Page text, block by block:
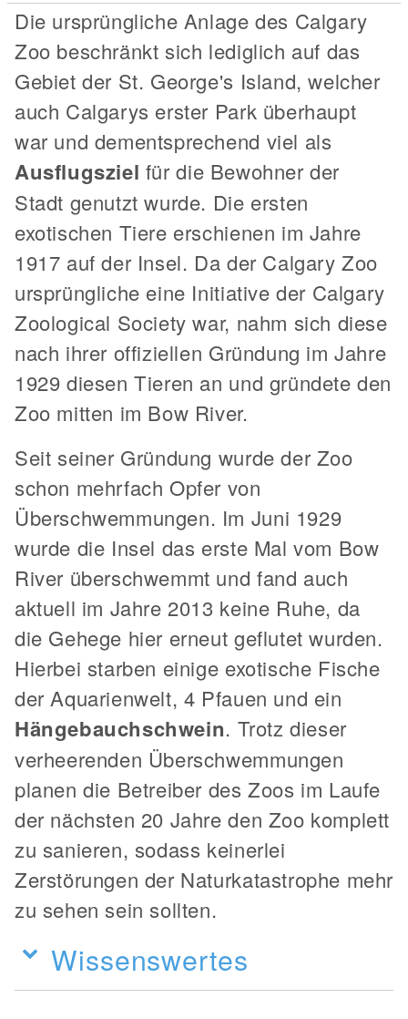
Die ursprüngliche Anlage des Calgary
Zoo beschränkt sich lediglich auf das
Gebiet der St. George's Island, welcher
auch Calgarys erster Park überhaupt
war und dementsprechend viel als
Ausflugsziel für die Bewohner der
Stadt genutzt wurde. Die ersten
exotischen Tiere erschienen im Jahre
1917 auf der Insel. Da der Calgary Zoo
ursprüngliche eine Initiative der Calgary
Zoological Society war, nahm sich diese
nach ihrer offiziellen Gründung im Jahre
1929 diesen Tieren an und gründete den
Zoo mitten im Bow River.
Seit seiner Gründung wurde der Zoo
schon mehrfach Opfer von
Überschwemmungen. Im Juni 1929
wurde die Insel das erste Mal vom Bow
River überschwemmt und fand auch
aktuell im Jahre 2013 keine Ruhe, da
die Gehege hier erneut geflutet wurden.
Hierbei starben einige exotische Fische
der Aquarienwelt, 4 Pfauen und ein
Hängebauchschwein. Trotz dieser
verheerenden Überschwemmungen
planen die Betreiber des Zoos im Laufe
der nächsten 20 Jahre den Zoo komplett
zu sanieren, sodass keinerlei
Zerstörungen der Naturkatastrophe mehr
zu sehen sein sollten.
Wissenswertes